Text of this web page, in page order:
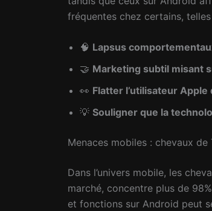
fréquentes chez certains,
🧠 Lapsus
🤝 Marketing subtil misant
👀 Flatter l’utilisateur
💡 Souligner que la
Menaces mobiles : chevaux
Dans l’univers mobile, les
marché, concentre plus de
et fonctions sur Android peut